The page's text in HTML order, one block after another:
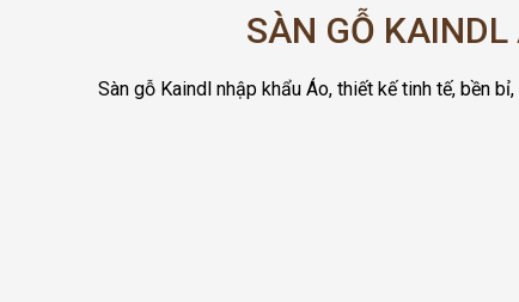
SÀN GỖ
Sàn gỗ Kaindl nhập khẩu Áo, thiết kế tinh tế, bền